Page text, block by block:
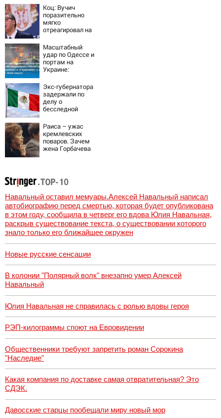
из себя – но
хотелось бы
большего
Коц: Вучич
поразительно
мягко
отреагировал на
убийстве русских
Масштабный
удар по Одессе и
портам на
Украине:
новости,
подробности об
ударах России 9
августа 2026 года
Экс-губернатора
задержали по
делу о
бесследной
студентов
Раиса – ужас
кремлевских
поваров. Зачем
жена Горбачева
Навальный оставил мемуары.Алексей Навальный написал
автобиографию перед смертью, которая будет опубликована
в этом году, сообщила в четверг его вдова Юлия Навальная,
раскрыв существование текста, о существовании которого
знало только его ближайшее окружен
Новые русские сенсации
В колонии "Полярный волк" внезапно умер Алексей
Навальный
Юлия Навальная не справилась с ролью вдовы героя
РЭП-килограммы споют на Евровидении
Общественники требуют запретить роман Сорокина
"Наследие"
Какая компания по доставке самая отвратительная? Это
СДЭК.
Давосские старцы пообещали миру новый мор